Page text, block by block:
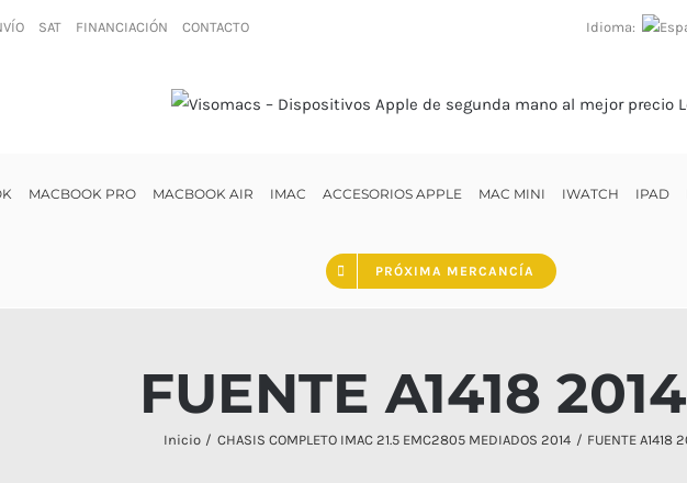
SAT FINANCIACIÓN CONTACTO Idioma:
MACBOOK PRO MACBOOK AIR IMAC ACCESORIOS APPLE MAC MINI IWATCH IPAD
PRÓXIMA MERCANCÍA
FUENTE A1418
Inicio CHASIS COMPLETO IMAC 21.5 EMC2805 MEDIADOS 2014 FUENTE A1418